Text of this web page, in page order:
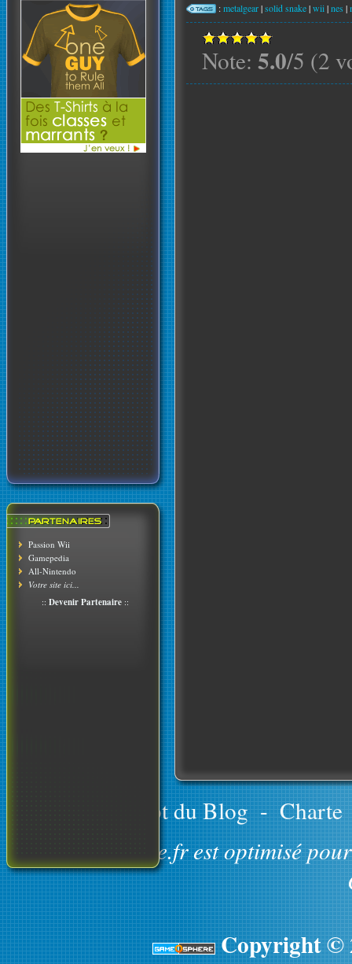
Passion Wii
Gamepedia
All-Nintendo
Votre site ici...
:: Devenir Partenaire ::
:metalgear|solid snake|wii|nes |
Note: 5.0/5 (2
Le concept du Blog - Charte
GameOsphere.fr est optimisé
Copyright ©